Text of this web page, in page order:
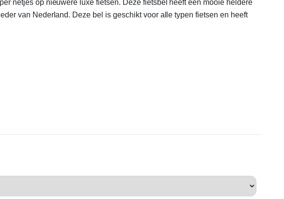
netjes op nieuwere luxe fietsen. Deze fietsbel heeft een mooie heldere
van Nederland. Deze bel is geschikt voor alle typen fietsen en heeft